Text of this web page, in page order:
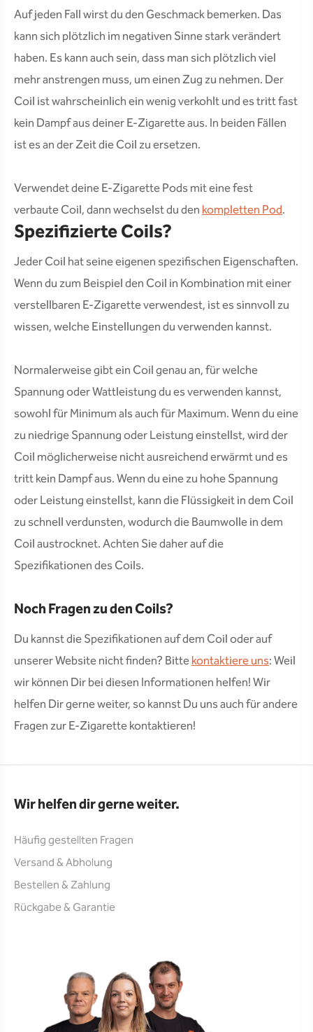
Auf jeden Fall wirst du den Geschmack bemerken. Das
kann sich plötzlich im negativen Sinne stark verändert
haben. Es kann auch sein, dass man sich plötzlich viel
mehr anstrengen muss, um einen Zug zu nehmen. Der
Coil ist wahrscheinlich ein wenig verkohlt und es tritt fast
kein Dampf aus deiner E-Zigarette aus. In beiden Fällen
ist es an der Zeit die Coil zu ersetzen.
Verwendet deine E-Zigarette Pods mit eine fest
verbaute Coil, dann wechselst du denkompletten Pod.
Spezifizierte Coils?
Jeder Coil hat seine eigenen spezifischen Eigenschaften.
Wenn du zum Beispiel den Coil in Kombination mit einer
verstellbaren E-Zigarette verwendest, ist es sinnvoll zu
wissen, welche Einstellungen du verwenden kannst.
Normalerweise gibt ein Coil genau an, für welche
Spannung oder Wattleistung du es verwenden kannst,
sowohl für Minimum als auch für Maximum. Wenn du eine
zu niedrige Spannung oder Leistung einstellst, wird der
Coil möglicherweise nicht ausreichend erwärmt und es
tritt kein Dampf aus. Wenn du eine zu hohe Spannung
oder Leistung einstellst, kann die Flüssigkeit in dem Coil
zu schnell verdunsten, wodurch die Baumwolle in dem
Coil austrocknet. Achten Sie daher auf die
Spezifikationen des Coils.
Noch Fragen zu den Coils?
Du kannst die Spezifikationen auf dem Coil oder auf
unserer Website nicht finden? Bittekontaktiere uns: Weil
wir können Dir bei diesen Informationen helfen! Wir
helfen Dir gerne weiter, so kannst Du uns auch für andere
Fragen zur E-Zigarette kontaktieren!
Wir helfen dir gerne weiter.
Häufig gestellten Fragen
Versand & Abholung
Bestellen & Zahlung
Rückgabe & Garantie